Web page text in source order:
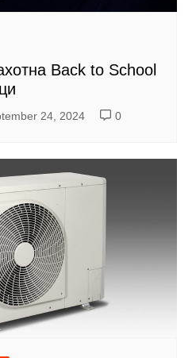
Back to School
24, 2024 0